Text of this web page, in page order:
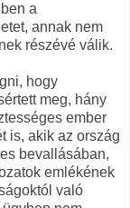
a
annak nem
részévé válik.
hogy
meg, hány
ember
is, akik az ország
bevallásában,
emlékének
való